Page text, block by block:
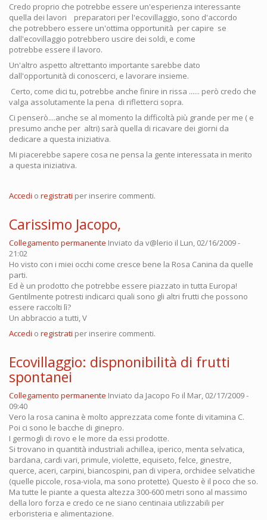
Credo proprio che potrebbe essere un'esperienza interessante
quella dei lavori preparatori per l'ecovillaggio, sono d'accordo
che potrebbero essere un'ottima opportunità per capire se
dall'ecovillaggio potrebbero uscire dei soldi, e come
potrebbe essere il lavoro.
Un'altro aspetto altrettanto importante sarebbe dato
dall'opportunità di conoscerci, e lavorare insieme.
Certo, come dici tu, potrebbe anche finire in rissa ...... però credo che
valga assolutamente la pena di rifletterci sopra.
Ci penserò....anche se al momento la difficoltà più grande per me ( e
presumo anche per altri) sarà quella di ricavare dei giorni da
dedicare a questa iniziativa.
Mi piacerebbe sapere cosa ne pensa la gente interessata in merito
a questa iniziativa.
Accedi o registrati per inserire commenti.
Carissimo Jacopo,
Collegamento permanente Inviato da v@lerio il Lun, 02/16/2009 -
21:02
Ho visto con i miei occhi come cresce bene la Rosa Canina da quelle
parti.
Ed è un prodotto che potrebbe essere piazzato in tutta Europa!
Gentilmente potresti indicarci quali sono gli altri frutti che possono
essere raccolti lì?
Un abbraccio a tutti, V
Accedi o registrati per inserire commenti.
Ecovillaggio: dispnonibilità di frutti
spontanei
Collegamento permanente Inviato da Jacopo Fo il Mar, 02/17/2009 -
09:40
Vero la rosa canina è molto apprezzata come fonte di vitamina C.
Poi ci sono le bacche di ginepro.
I germogli di rovo e le more da essi prodotte.
Si trovano in quantità industriali achillea, iperico, menta selvatica,
bardana, cardi vari, primule, violette, equiseto, felce, ginestre,
querce, aceri, carpini, biancospini, pan di vipera, orchidee selvatiche
(quelle piccole, rosa-viola, ma sono protette). Questo è il poco che so.
Ma tutte le piante a questa altezza 300-600 metri sono al massimo
della loro forza e credo ce ne siano centinaia utilizzabili per
erboristeria e alimentazione.